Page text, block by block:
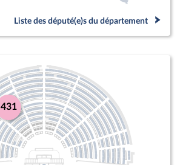
Liste des député(e)s du département
431